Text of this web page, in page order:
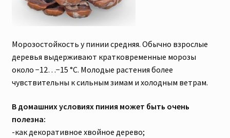
Морозостойкость у пинии средняя. Обычно взрослые
деревья выдерживают кратковременные морозы
около −12…−15 °C. Молодые растения более
чувствительны к сильным зимам и холодным ветрам.
В домашних условиях пиния может быть очень
полезна:
-как декоративное хвойное дерево;